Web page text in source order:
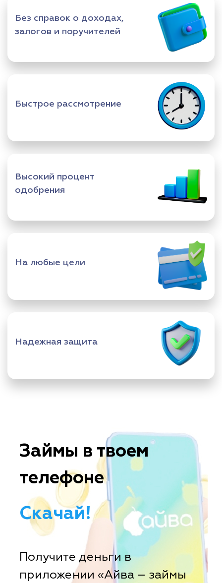
Без справок о доходах,
залогов и поручителей
Быстрое рассмотрение
Высокий процент
одобрения
На любые цели
Надежная защита
Займы в твоем
телефоне
Скачай!
Получите деньги в
приложении «Айва – займы